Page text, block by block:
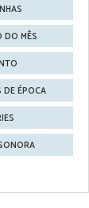
DO MÊS
DE ÉPOCA